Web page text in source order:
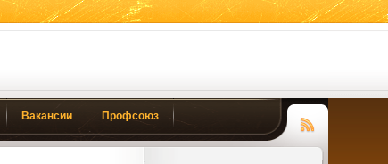
Вакансии Профсоюз
Чтение